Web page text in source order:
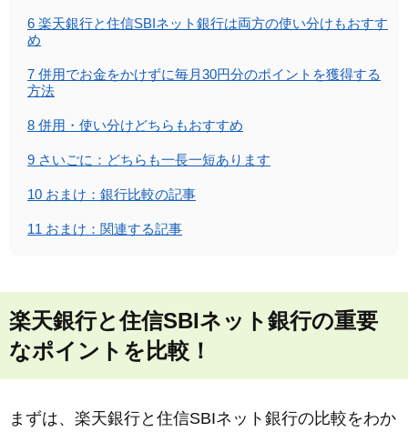
6 楽天銀行と住信SBIネット銀行は両方の使い分けもおすす
め
7 併用でお金をかけずに毎月30円分のポイントを獲得する
方法
8 併用・使い分けどちらもおすすめ
9 さいごに：どちらも一長一短あります
10 おまけ：銀行比較の記事
11 おまけ：関連する記事
楽天銀行と住信SBIネット銀行の重要
なポイントを比較！
まずは、楽天銀行と住信SBIネット銀行の比較をわか